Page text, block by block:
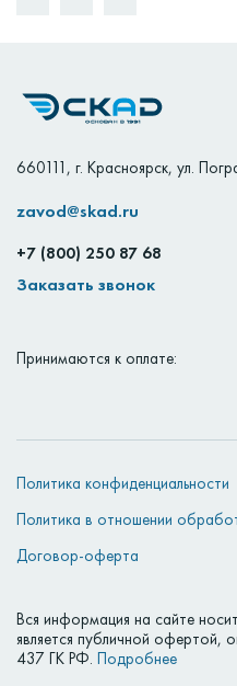
660111 , г. Красноярск, ул.
zavod@skad.ru
+7 (800) 250 87 68
Заказать звонок
Принимаются к оплате:
Политика конфиденциальности
Политика в отношении
Договор-оферта
Вся информация на сайте
является публичной офертой,
437 ГК РФ. Подробнее